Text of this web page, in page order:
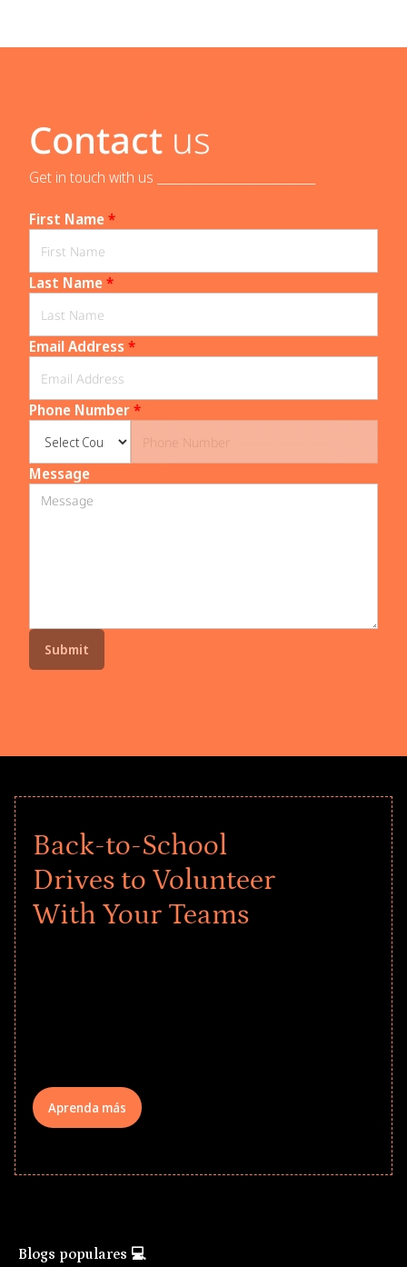
Contact us
Get in touch with us _____________________________
First Name*
Last Name*
Email Address *
Phone Number*
Message
Back-to-School
Drives to Volunteer
With Your Teams
Aprenda más
Blogs populares 💻